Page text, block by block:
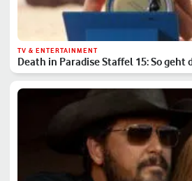
TV & ENTERTAINMENT
Death in Paradise Staffel 15: So